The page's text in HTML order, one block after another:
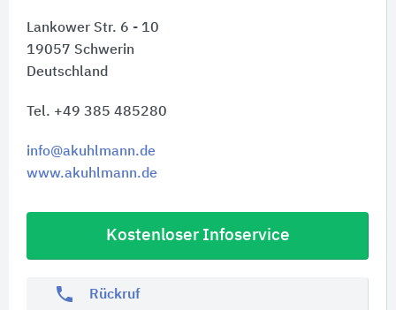
Lankower Str. 6 - 10
19057 Schwerin
Deutschland
Tel. +49 385 485280
info@akuhlmann.de
www.akuhlmann.de
Kostenloser Infoservice
phone Rückruf